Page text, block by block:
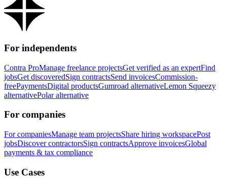
For independents
Contra ProManage freelance projectsGet verified as an expertFind
jobsGet discoveredSign contractsSend invoicesCommission-
freePaymentsDigital productsGumroad alternativeLemon Squeezy
alternativePolar alternative
For companies
For companiesManage team projectsShare hiring workspacePost
jobsDiscover contractorsSign contractsApprove invoicesGlobal
payments & tax compliance
Use Cases